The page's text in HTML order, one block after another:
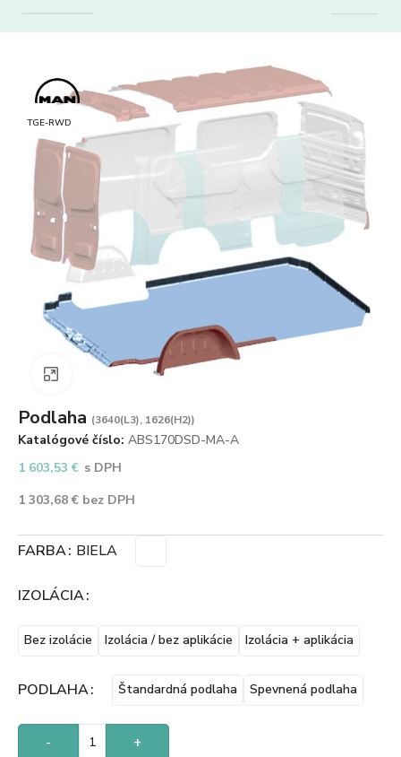
TGE-RWD
Zväčšiť obrázok
Podlaha (3640(L3), 1626(H2))
Katalógové číslo: ABS170DSD-MA-A
1 603,53€ s DPH
1 303,68€ bez DPH
FARBA BIELA
IZOLÁCIA
Bez izolácie Izolácia / bez aplikácie Izolácia + aplikácia
PODLAHA Štandardná podlaha Spevnená podlaha
- +